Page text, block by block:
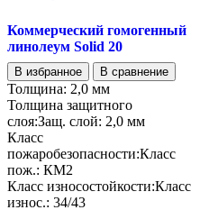
Коммерческий гомогенный
линолеум Solid 20
В избранное В сравнение
Толщина: 2,0 мм
Толщина защитного
слоя:Защ. слой: 2,0 мм
Класс
пожаробезопасности:Класс
пож.: КМ2
Класс износостойкости:Класс
износ.: 34/43